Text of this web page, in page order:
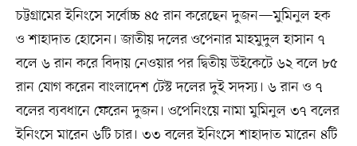
চট্টগ্রামের ইনিংসে সর্বোচ্চ ৪৫ রান করেছেন দুজন—মুমিনুল হক
ও শাহাদাত হোসেন। জাতীয় দলের ওপেনার মাহমুদুল হাসান ৭
বলে ৬ রান করে বিদায় নেওয়ার পর দ্বিতীয় উইকেটে ৬২ বলে ৮৫
রান যোগ করেন বাংলাদেশ টেস্ট দলের দুই সদস্য। ৬ রান ও ৭
বলের ব্যবধানে ফেরেন দুজন। ওপেনিংয়ে নামা মুমিনুল ৩৭ বলের
ইনিংসে মারেন ৬টি চার। ৩৩ বলের ইনিংসে শাহাদাত মারেন ৪টি